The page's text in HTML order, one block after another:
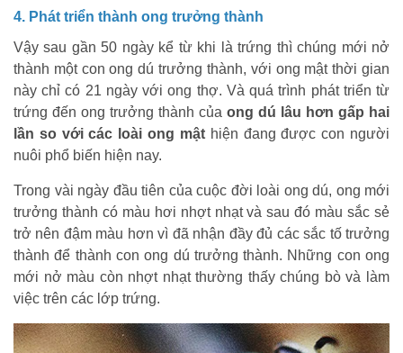
4. Phát triển thành ong trưởng thành
Vậy sau gần 50 ngày kể từ khi là trứng thì chúng mới nở
thành một con ong dú trưởng thành, với ong mật thời gian
này chỉ có 21 ngày với ong thợ. Và quá trình phát triển từ
trứng đến ong trưởng thành của ong dú lâu hơn gấp hai
lần so với các loài ong mậthiện đang được con người
nuôi phổ biến hiện nay.
Trong vài ngày đầu tiên của cuộc đời loài ong dú, ong mới
trưởng thành có màu hơi nhợt nhạt và sau đó màu sắc sẻ
trở nên đậm màu hơn vì đã nhận đầy đủ các sắc tố trưởng
thành để thành con ong dú trưởng thành. Những con ong
mới nở màu còn nhợt nhạt thường thấy chúng bò và làm
việc trên các lớp trứng.